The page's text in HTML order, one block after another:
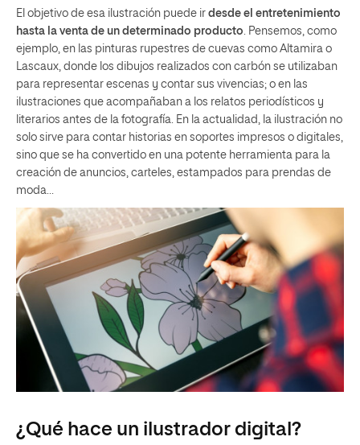
El objetivo de esa ilustración puede ir desde el entretenimiento
hasta la venta de un determinado producto . Pensemos, como
ejemplo, en las pinturas rupestres de cuevas como Altamira o
Lascaux, donde los dibujos realizados con carbón se utilizaban
para representar escenas y contar sus vivencias; o en las
ilustraciones que acompañaban a los relatos periodísticos y
literarios antes de la fotografía. En la actualidad, la ilustración no
solo sirve para contar historias en soportes impresos o digitales,
sino que se ha convertido en una potente herramienta para la
creación de anuncios, carteles, estampados para prendas de
moda…
¿Qué hace un ilustrador digital?